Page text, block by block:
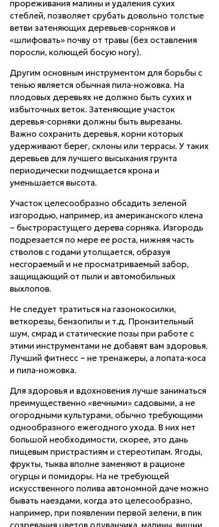
прореживания малины и удаления сухих
стеблей, позволяет срубать довольно толстые
ветви затеняющих деревьев-сорняков и
«шлифовать» почву от травы (без оставления
поросли, колющей босую ногу).
Другим основным инструментом для борьбы с
тенью является обычная пила-ножовка. На
плодовых деревьях не должно быть сухих и
избыточных веток. Затеняющие участок
деревья-сорняки должны быть вырезаны.
Важно сохранить деревья, корни которых
удерживают берег, склоны или террасы. У таких
деревьев для лучшего высыхания грунта
периодически подчищается крона и
уменьшается высота.
Участок целесообразно обсадить зеленой
изгородью, например, из американского клена
– быстрорастущего дерева сорняка. Изгородь
подрезается по мере ее роста, нижняя часть
стволов с годами утолщается, образуя
несгораемый и не просматриваемый забор,
защищающий от пыли и автомобильных
выхлопов.
Не следует тратиться на газонокосилки,
веткорезы, бензопилы и т.д. Пронзительный
шум, смрад и статические позы при работе с
этими инструментами не добавят вам здоровья.
Лучший фитнесс – не тренажеры, а лопата-коса
и пила-ножовка.
Для здоровья и вдохновения лучше заниматься
преимущественно «вечными» садовыми, а не
огородными культурами, обычно требующими
однообразного ежегодного ухода. В них нет
большой необходимости, скорее, это дань
пищевым пристрастиям и стереотипам. Ягоды,
фрукты, тыква вполне заменяют в рационе
огурцы и помидоры. На не требующей
искусственного полива автономной даче можно
бывать наездами, когда это целесообразно,
например, при появлении первой зелени, в пик